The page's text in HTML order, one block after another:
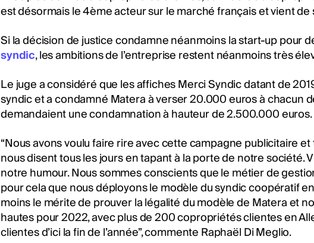
est désormais le 4ème acteur sur le marché français et vient
Si la décision de justice condamne néanmoins la start-up pour
syndic, les ambitions de l’entreprise restent néanmoins très
Le juge a considéré que les affiches Merci Syndic datant de
syndic et a condamné Matera à verser 20.000 euros à chacun
demandaient une condamnation à hauteur de 2.500.000 euros.
“Nous avons voulu faire rire avec cette campagne publicitaire
nous disent tous les jours en tapant à la porte de notre société.
notre humour. Nous sommes conscients que le métier de
pour cela que nous déployons le modèle du syndic coopératif
moins le mérite de prouver la légalité du modèle de Matera et
hautes pour 2022, avec plus de 200 copropriétés clientes en
clientes d’ici la fin de l’année”, commente Raphaël Di Meglio.